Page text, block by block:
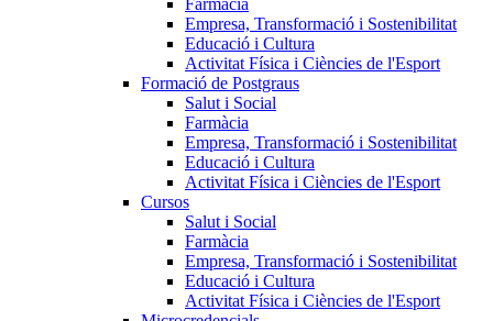
Farmàcia
Empresa, Transformació i Sostenibilitat
Educació i Cultura
Activitat Física i Ciències de l'Esport
Formació de Postgraus
Salut i Social
Farmàcia
Empresa, Transformació i Sostenibilitat
Educació i Cultura
Activitat Física i Ciències de l'Esport
Cursos
Salut i Social
Farmàcia
Empresa, Transformació i Sostenibilitat
Educació i Cultura
Activitat Física i Ciències de l'Esport